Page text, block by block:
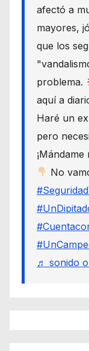
afectó a
mayores,
que los
problema.
aquí a
Haré un
pero
No
♬ sonido